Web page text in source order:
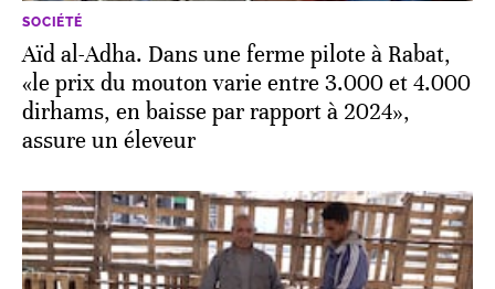
SOCIÉTÉ
Aïd al-Adha. Dans une ferme pilote à Rabat,
«le prix du mouton varie entre 3.000 et 4.000
dirhams, en baisse par rapport à 2024»,
assure un éleveur